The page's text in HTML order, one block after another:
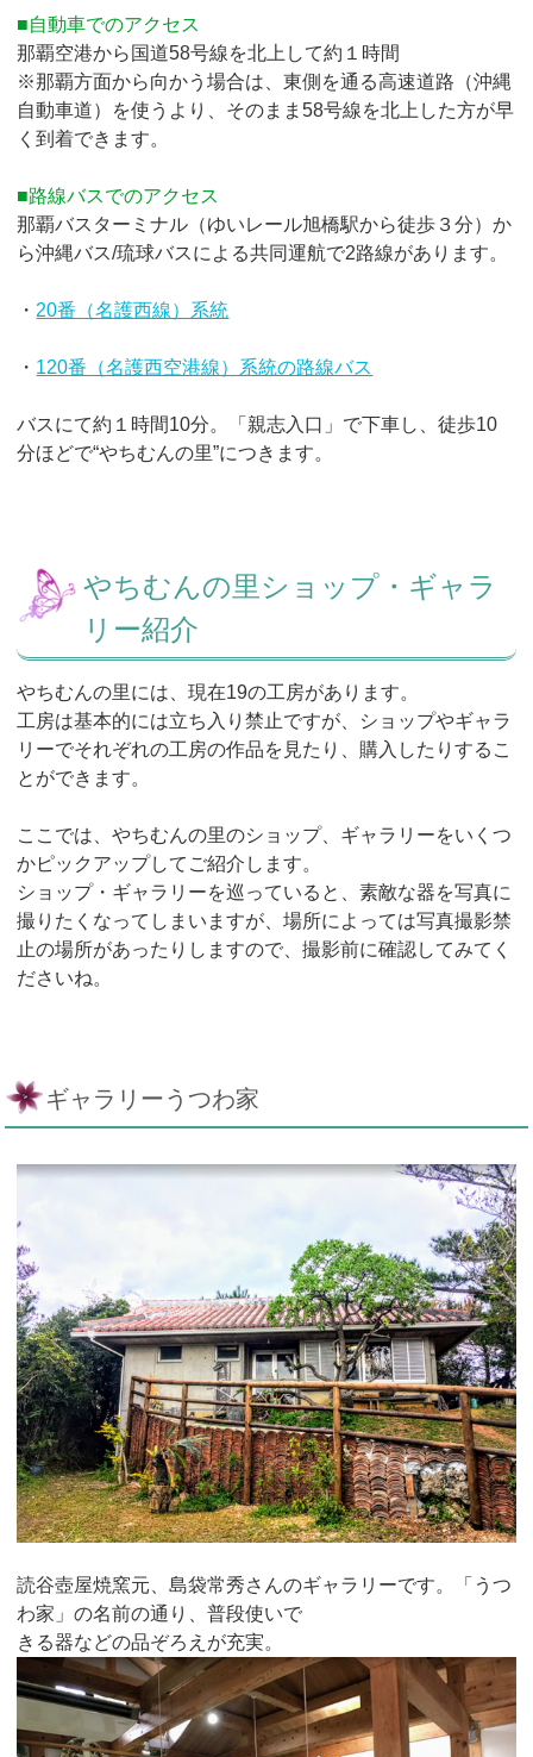
■自動車でのアクセス
那覇空港から国道58号線を北上して約１時間
※那覇方面から向かう場合は、東側を通る高速道路（沖縄
自動車道）を使うより、そのまま58号線を北上した方が早
く到着できます。
■路線バスでのアクセス
那覇バスターミナル（ゆいレール旭橋駅から徒歩３分）か
ら沖縄バス/琉球バスによる共同運航で2路線があります。
・20番（名護西線）系統
・ 120番（名護西空港線）系統の路線バス
バスにて約１時間10分。「親志入口」で下車し、徒歩10
分ほどで“やちむんの里”につきます。
やちむんの里ショップ・ギャラ
リー紹介
やちむんの里には、現在19の工房があります。
工房は基本的には立ち入り禁止ですが、ショップやギャラ
リーでそれぞれの工房の作品を見たり、購入したりするこ
とができます。
ここでは、やちむんの里のショップ、ギャラリーをいくつ
かピックアップしてご紹介します。
ショップ・ギャラリーを巡っていると、素敵な器を写真に
撮りたくなってしまいますが、場所によっては写真撮影禁
止の場所があったりしますので、撮影前に確認してみてく
ださいね。
ギャラリーうつわ家
読谷壺屋焼窯元、島袋常秀さんのギャラリーです。「うつ
わ家」の名前の通り、普段使いで
きる器などの品ぞろえが充実。